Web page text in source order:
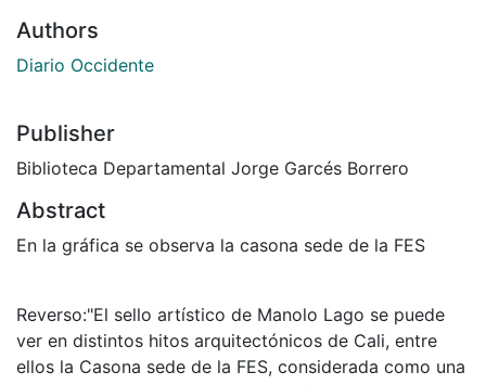
Authors
Diario Occidente
Publisher
Biblioteca Departamental Jorge Garcés Borrero
Abstract
En la gráfica se observa la casona sede de la FES
Reverso:"El sello artístico de Manolo Lago se puede
ver en distintos hitos arquitectónicos de Cali, entre
ellos la Casona sede de la FES, considerada como una